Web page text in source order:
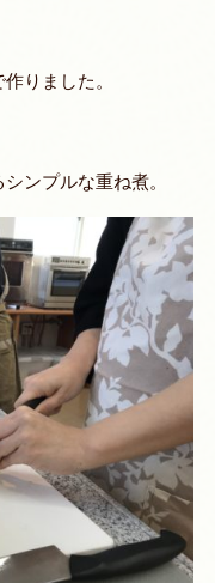
りました。
ンプルな重ね煮。